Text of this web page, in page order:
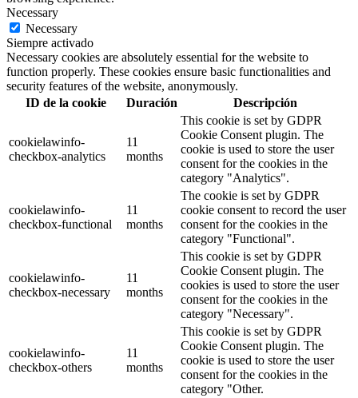
Necessary
Necessary
Siempre activado
Necessary cookies are absolutely essential for the website to
function properly. These cookies ensure basic functionalities and
security features of the website, anonymously.
ID de la cookie
Duración Descripción
cookielawinfo-
checkbox-analytics
11
months
This cookie is set by GDPR
Cookie Consent plugin. The
cookie is used to store the user
consent for the cookies in the
category "Analytics".
cookielawinfo-
checkbox-functional
11
months
The cookie is set by GDPR
cookie consent to record the user
consent for the cookies in the
category "Functional".
cookielawinfo-
checkbox-necessary
11
months
This cookie is set by GDPR
Cookie Consent plugin. The
cookies is used to store the user
consent for the cookies in the
category "Necessary".
cookielawinfo-
checkbox-others
11
months
This cookie is set by GDPR
Cookie Consent plugin. The
cookie is used to store the user
consent for the cookies in the
category "Other.